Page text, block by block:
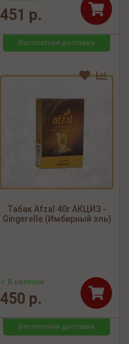
451 р.
Бесплатная доставка
Табак Afzal 40г АКЦИЗ -
Gingerelle (Имбирный эль)
✓ В наличии
450 р.
Бесплатная доставка